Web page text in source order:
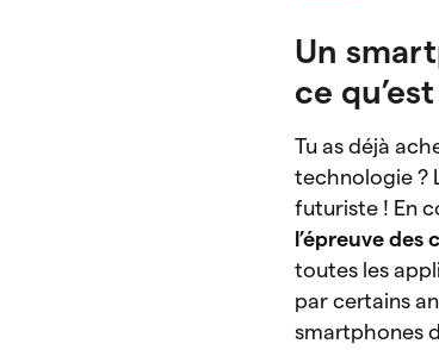
Un
ce
Tu as déjà
technologie ?
futuriste ! En
l’épreuve
toutes les
par certains
smartphones